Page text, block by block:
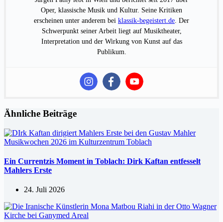
Oper, klassische Musik und Kultur. Seine Kritiken
erscheinen unter anderem bei klassik-begeistert.de. Der
Schwerpunkt seiner Arbeit liegt auf Musiktheater,
Interpretation und der Wirkung von Kunst auf das
Publikum.
Ähnliche Beiträge
Ein Currentzis Moment in Toblach: Dirk Kaftan entfesselt
Mahlers Erste
24. Juli 2026